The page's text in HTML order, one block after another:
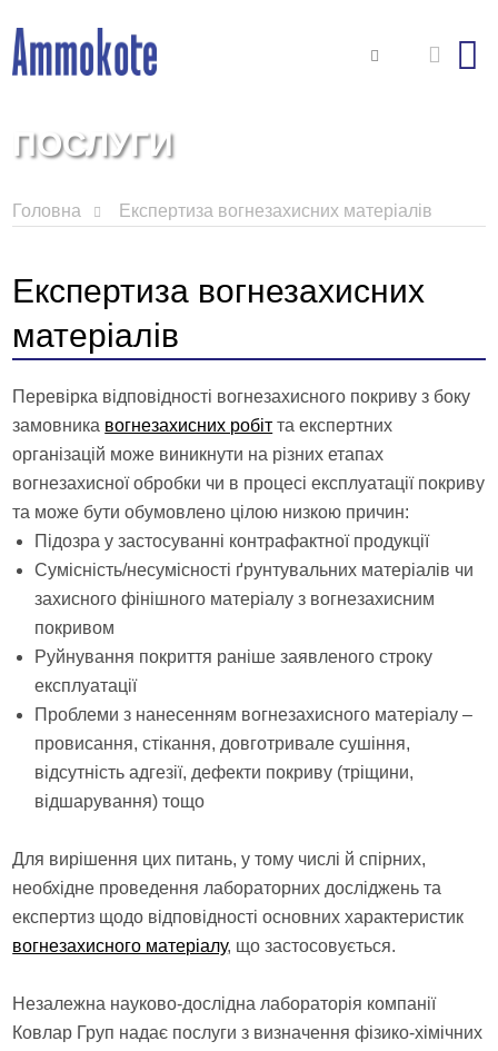
ПОСЛУГИ
Головна Експертиза вогнезахисних матеріалів
Експертиза вогнезахисних
матеріалів
Перевірка відповідності вогнезахисного покриву з боку
замовника вогнезахисних робіт та експертних
організацій може виникнути на різних етапах
вогнезахисної обробки чи в процесі експлуатації покриву
та може бути обумовлено цілою низкою причин:
Підозра у застосуванні контрафактної продукції
Сумісність/несумісності ґрунтувальних матеріалів чи
захисного фінішного матеріалу з вогнезахисним
покривом
Руйнування покриття раніше заявленого строку
експлуатації
Проблеми з нанесенням вогнезахисного матеріалу –
провисання, стікання, довготривале сушіння,
відсутність адгезії, дефекти покриву (тріщини,
відшарування) тощо
Для вирішення цих питань, у тому числі й спірних,
необхідне проведення лабораторних досліджень та
експертиз щодо відповідності основних характеристик
вогнезахисного матеріалу, що застосовується.
Незалежна науково-дослідна лабораторія компанії
Ковлар Груп надає послуги з визначення фізико-хімічних